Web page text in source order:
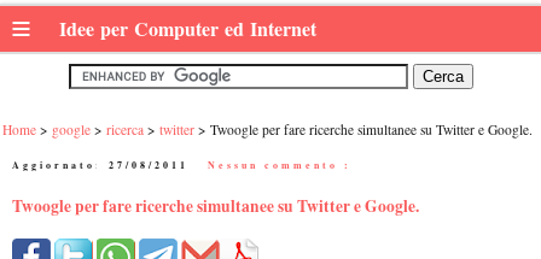
≡ Idee per Computer ed Internet
Home google ricerca twitter Twoogle per fare ricerche simultanee su Twitter e Google.
Aggiornato: 27/08/2011 Nessun commento :
Twoogle per fare ricerche simultanee su Twitter e Google.